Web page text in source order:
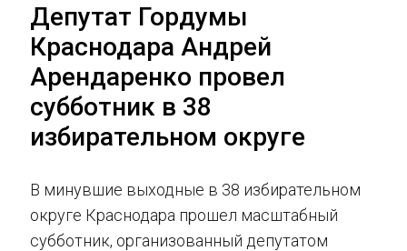
Депутат Гордумы
Краснодара Андрей
Арендаренко провел
субботник в 38
избирательном округе
В минувшие выходные в 38 избирательном
округе Краснодара прошел масштабный
субботник, организованный депутатом